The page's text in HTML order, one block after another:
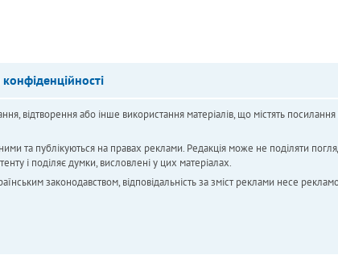
відтворення або інше використання матеріалів, що містять посилання
та публікуються на правах реклами. Редакція може не поділяти
і поділяє думки, висловлені у цих матеріалах.
законодавством, відповідальність за зміст реклами несе